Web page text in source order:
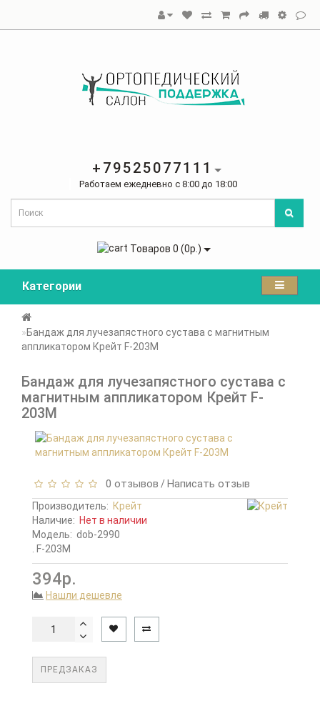
+79525077111
Работаем ежедневно с 8:00 до 18:00
Товаров 0 (0р.)
Категории
Бандаж для лучезапястного сустава с магнитным
аппликатором Крейт F-203M
Бандаж для лучезапястного сустава с
магнитным аппликатором Крейт F-
203M
0 отзывов /Написать отзыв
Производитель: Крейт
Наличие: Нет в наличии
Модель: dob-2990
. F-203M
394р.
Нашли дешевле
ПРЕДЗАКАЗ